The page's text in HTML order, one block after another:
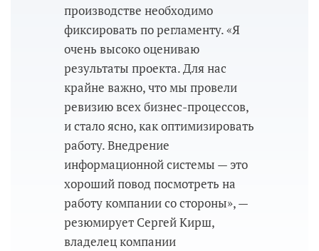
производстве необходимо
фиксировать по регламенту. «Я
очень высоко оцениваю
результаты проекта. Для нас
крайне важно, что мы провели
ревизию всех бизнес-процессов,
и стало ясно, как оптимизировать
работу. Внедрение
информационной системы — это
хороший повод посмотреть на
работу компании со стороны», —
резюмирует Сергей Кирш,
владелец компании